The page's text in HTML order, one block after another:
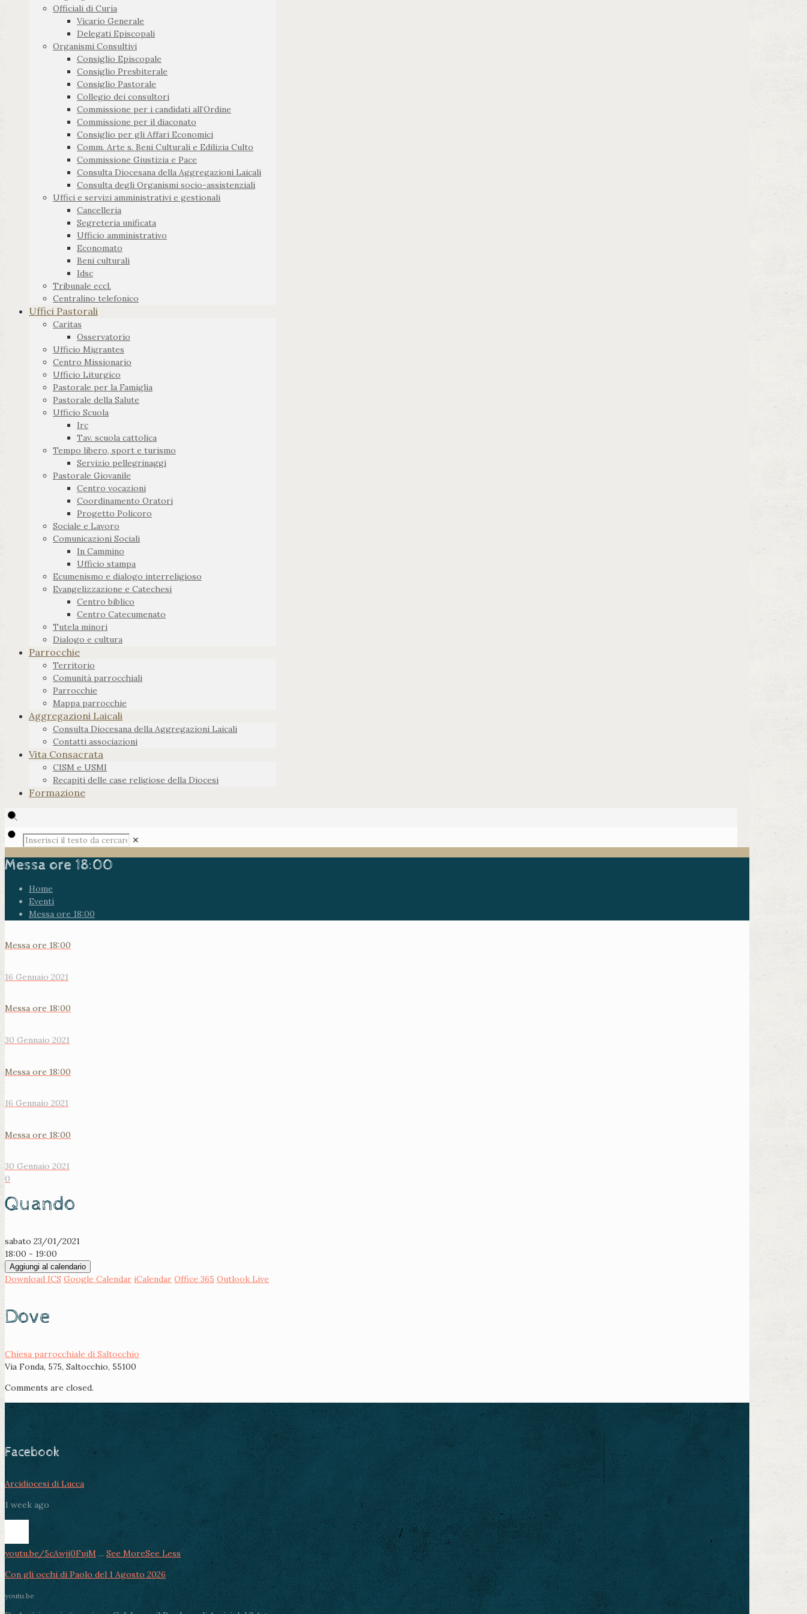
Officiali di Curia
Vicario Generale
Delegati Episcopali
Organismi Consultivi
Consiglio Episcopale
Consiglio Presbiterale
Consiglio Pastorale
Collegio dei consultori
Commissione per i candidati all’Ordine
Commissione per il diaconato
Consiglio per gli Affari Economici
Comm. Arte s. Beni Culturali e Edilizia Culto
Commissione Giustizia e Pace
Consulta Diocesana della Aggregazioni Laicali
Consulta degli Organismi socio-assistenziali
Uffici e servizi amministrativi e gestionali
Cancelleria
Segreteria unificata
Ufficio amministrativo
Economato
Beni culturali
Idsc
Tribunale eccl.
Centralino telefonico
Uffici Pastorali
Caritas
Osservatorio
Ufficio Migrantes
Centro Missionario
Ufficio Liturgico
Pastorale per la Famiglia
Pastorale della Salute
Ufficio Scuola
Irc
Tav. scuola cattolica
Tempo libero, sport e turismo
Servizio pellegrinaggi
Pastorale Giovanile
Centro vocazioni
Coordinamento Oratori
Progetto Policoro
Sociale e Lavoro
Comunicazioni Sociali
In Cammino
Ufficio stampa
Ecumenismo e dialogo interreligioso
Evangelizzazione e Catechesi
Centro biblico
Centro Catecumenato
Tutela minori
Dialogo e cultura
Parrocchie
Territorio
Comunità parrocchiali
Parrocchie
Mappa parrocchie
Aggregazioni Laicali
Consulta Diocesana della Aggregazioni Laicali
Contatti associazioni
Vita Consacrata
CISM e USMI
Recapiti delle case religiose della Diocesi
Formazione
✕
Messa ore 18:00
Home
Eventi
Messa ore 18:00
Messa ore 18:00
16 Gennaio 2021
Messa ore 18:00
30 Gennaio 2021
Messa ore 18:00
16 Gennaio 2021
Messa ore 18:00
30 Gennaio 2021
0
Quando
sabato 23/01/2021
18:00 - 19:00
Aggiungi al calendario
Download ICS Google Calendar iCalendar Office 365 Outlook Live
Dove
Chiesa parrocchiale di Saltocchio
Via Fonda, 575, Saltocchio, 55100
Comments are closed.
Facebook
Arcidiocesi di Lucca
1 week ago
youtu.be/5cAwjj0FujM ... See MoreSee Less
Con gli occhi di Paolo del 1 Agosto 2026
youtu.be